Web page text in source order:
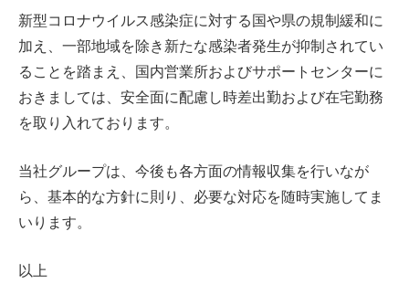
新型コロナウイルス感染症に対する国や県の規制緩和に
加え、一部地域を除き新たな感染者発生が抑制されてい
ることを踏まえ、国内営業所およびサポートセンターに
おきましては、安全面に配慮し時差出勤および在宅勤務
を取り入れております。
当社グループは、今後も各方面の情報収集を行いなが
ら、基本的な方針に則り、必要な対応を随時実施してま
いります。
以上